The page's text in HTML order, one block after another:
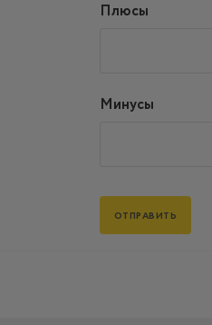
Плюсы
Минусы